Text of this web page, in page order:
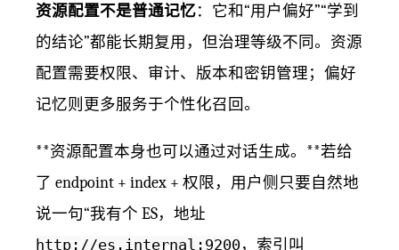
资源配置不是普通记忆：它和“用户偏好”“学到
的结论”都能长期复用，但治理等级不同。资源
配置需要权限、审计、版本和密钥管理；偏好
记忆则更多服务于个性化召回。
**资源配置本身也可以通过对话生成。**若给
了 endpoint + index + 权限，用户侧只要自然地
说一句“我有个 ES，地址
http://es.internal:9200，索引叫